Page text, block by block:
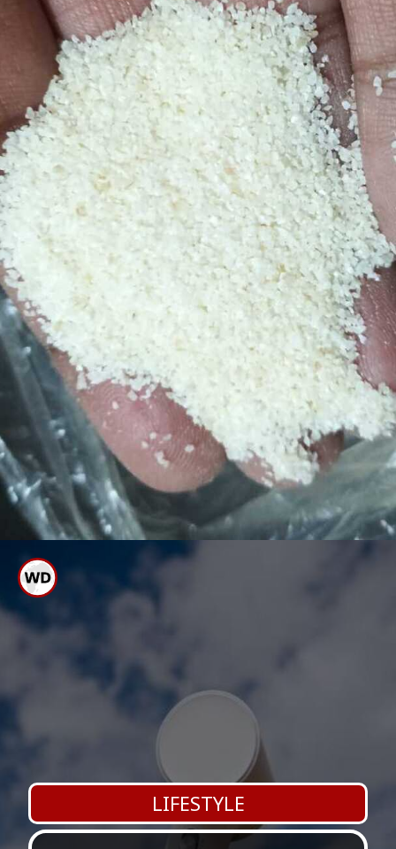
ಉಪ್ಪಿಟ್ಟು ಬೆಂದ ಮೇಲೆ ಮೇಲಿನಿಂದ
ಸ್ವಲ್ಪ ತುಪ್ಪ ಹಾಕಿದರೆ ಘಮವೇ ಬೇರೆ
LIFESTYLE